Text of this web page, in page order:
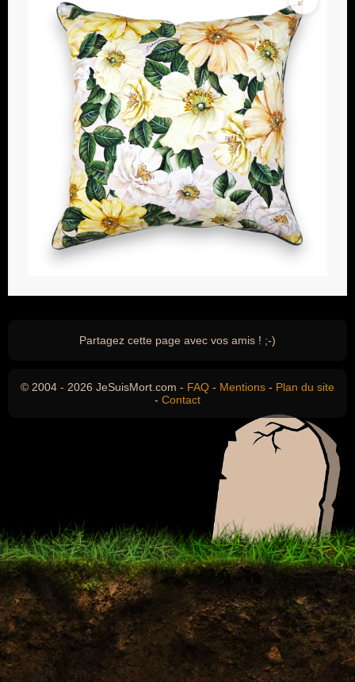
Partagez cette page avec vos amis ! ;-)
© 2004 - 2026 JeSuisMort.com - FAQ - Mentions - Plan du site
- Contact